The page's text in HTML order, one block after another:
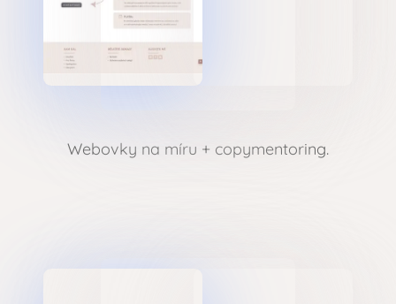
Webovky na míru + copymentoring.